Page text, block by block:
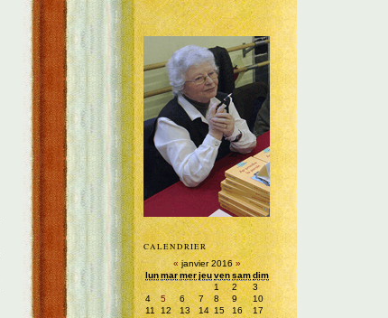
CALENDRIER
«janvier 2016»
lunmarmerjeuvensamdim
1
2
3
4
5 6 7 8 9
10
11
12 13 14 15 16
17